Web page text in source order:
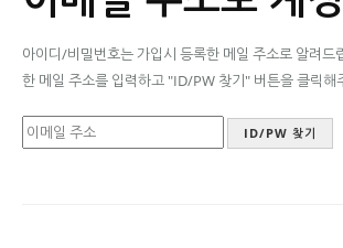
아이디/비밀번호는 가입시 등록한 메일 주소로 알려드
한 메일 주소를 입력하고 "ID/PW 찾기" 버튼을 클릭해